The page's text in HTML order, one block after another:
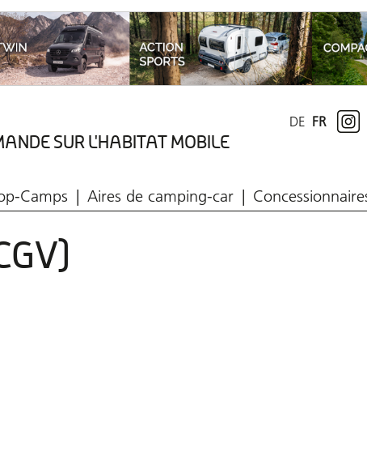
SUR L'HABITAT MOBILE
FR
DE
Camps Aires de camping-car